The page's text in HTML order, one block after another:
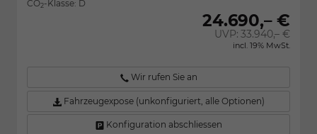
CO2-Klasse: D
24.690,– €
UVP:33.940,– €
incl. 19% MwSt.
Wir rufen Sie an
Fahrzeugexpose (unkonfiguriert, alle Optionen)
Konfiguration abschliessen